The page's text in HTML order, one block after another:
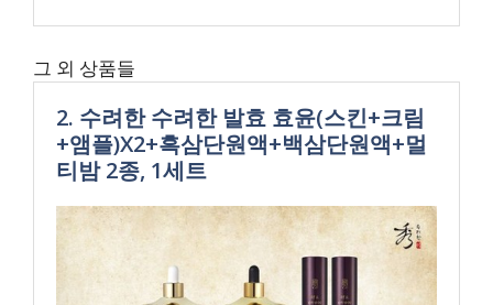
그 외 상품들
2. 수려한 수려한 발효 효윤(스킨+크림
+앰플)X2+흑삼단원액+백삼단원액+멀
티밤 2종, 1세트